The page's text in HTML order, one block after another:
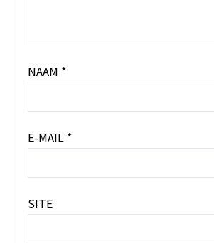
NAAM *
E-MAIL *
SITE